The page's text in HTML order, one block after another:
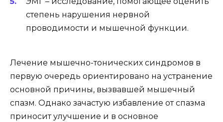
степень нарушения нервной
проводимости и мышечной функции.
Лечение мышечно-тонических синдромов в
первую очередь ориентировано на устранение
основной причины, вызвавшей мышечный
спазм. Однако зачастую избавление от спазма
приносит улучшение и в основное